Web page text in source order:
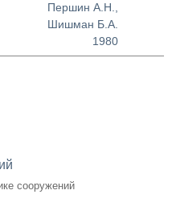
Першин А.Н.,
Шишман Б.А.
1980
сооружений